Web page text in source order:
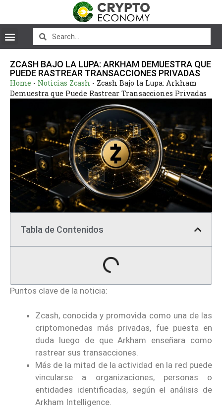
ZCASH BAJO LA LUPA: ARKHAM DEMUESTRA QUE
PUEDE RASTREAR TRANSACCIONES PRIVADAS
Home - Noticias Zcash - Zcash Bajo la Lupa: Arkham
Demuestra que Puede Rastrear Transacciones Privadas
Tabla de Contenidos
Puntos clave de la noticia:
Zcash, conocida y promovida como una de las
criptomonedas más privadas, fue puesta en
duda luego de que Arkham enseñara como
rastrear sus transacciones.
Más de la mitad de la actividad en la red puede
vincularse a organizaciones, personas o
entidades identificadas, según el análisis de
Arkham Intelligence.